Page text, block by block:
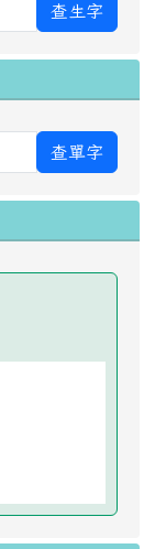
查生字
查單字